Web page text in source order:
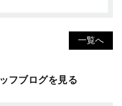
一覧へ
フブログを見る